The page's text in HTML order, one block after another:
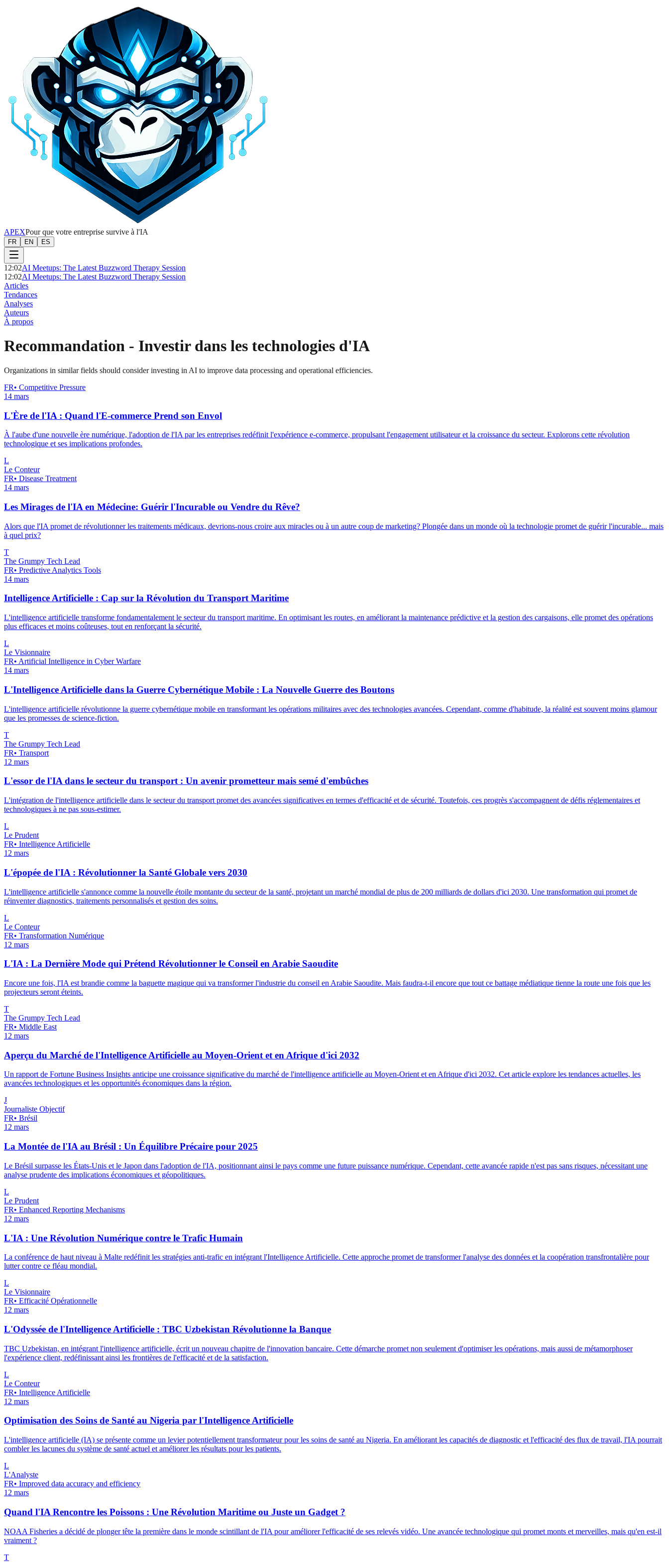
APEXPour que votre entreprise survive à l'IA
FR EN ES
12:02AI Meetups: The Latest Buzzword Therapy Session
12:02AI Meetups: The Latest Buzzword Therapy Session
Articles
Tendances
Analyses
Auteurs
À propos
Recommandation - Investir dans les technologies d'IA
Organizations in similar fields should consider investing in AI to improve data processing and operational efficiencies.
FR• Competitive Pressure
14 mars
L'Ère de l'IA : Quand l'E-commerce Prend son Envol
À l'aube d'une nouvelle ère numérique, l'adoption de l'IA par les entreprises redéfinit l'expérience e-commerce, propulsant l'engagement utilisateur et la croissance du secteur. Explorons cette révolution
technologique et ses implications profondes.
L
Le Conteur
FR• Disease Treatment
14 mars
Les Mirages de l'IA en Médecine: Guérir l'Incurable ou Vendre du Rêve?
Alors que l'IA promet de révolutionner les traitements médicaux, devrions-nous croire aux miracles ou à un autre coup de marketing? Plongée dans un monde où la technologie promet de guérir l'incurable... mais
à quel prix?
T
The Grumpy Tech Lead
FR• Predictive Analytics Tools
14 mars
Intelligence Artificielle : Cap sur la Révolution du Transport Maritime
L'intelligence artificielle transforme fondamentalement le secteur du transport maritime. En optimisant les routes, en améliorant la maintenance prédictive et la gestion des cargaisons, elle promet des opérations
plus efficaces et moins coûteuses, tout en renforçant la sécurité.
L
Le Visionnaire
FR• Artificial Intelligence in Cyber Warfare
14 mars
L'Intelligence Artificielle dans la Guerre Cybernétique Mobile : La Nouvelle Guerre des Boutons
L'intelligence artificielle révolutionne la guerre cybernétique mobile en transformant les opérations militaires avec des technologies avancées. Cependant, comme d'habitude, la réalité est souvent moins glamour
que les promesses de science-fiction.
T
The Grumpy Tech Lead
FR• Transport
12 mars
L'essor de l'IA dans le secteur du transport : Un avenir prometteur mais semé d'embûches
L'intégration de l'intelligence artificielle dans le secteur du transport promet des avancées significatives en termes d'efficacité et de sécurité. Toutefois, ces progrès s'accompagnent de défis réglementaires et
technologiques à ne pas sous-estimer.
L
Le Prudent
FR• Intelligence Artificielle
12 mars
L'épopée de l'IA : Révolutionner la Santé Globale vers 2030
L'intelligence artificielle s'annonce comme la nouvelle étoile montante du secteur de la santé, projetant un marché mondial de plus de 200 milliards de dollars d'ici 2030. Une transformation qui promet de
réinventer diagnostics, traitements personnalisés et gestion des soins.
L
Le Conteur
FR• Transformation Numérique
12 mars
L'IA : La Dernière Mode qui Prétend Révolutionner le Conseil en Arabie Saoudite
Encore une fois, l'IA est brandie comme la baguette magique qui va transformer l'industrie du conseil en Arabie Saoudite. Mais faudra-t-il encore que tout ce battage médiatique tienne la route une fois que les
projecteurs seront éteints.
T
The Grumpy Tech Lead
FR• Middle East
12 mars
Aperçu du Marché de l'Intelligence Artificielle au Moyen-Orient et en Afrique d'ici 2032
Un rapport de Fortune Business Insights anticipe une croissance significative du marché de l'intelligence artificielle au Moyen-Orient et en Afrique d'ici 2032. Cet article explore les tendances actuelles, les
avancées technologiques et les opportunités économiques dans la région.
J
Journaliste Objectif
FR• Brésil
12 mars
La Montée de l'IA au Brésil : Un Équilibre Précaire pour 2025
Le Brésil surpasse les États-Unis et le Japon dans l'adoption de l'IA, positionnant ainsi le pays comme une future puissance numérique. Cependant, cette avancée rapide n'est pas sans risques, nécessitant une
analyse prudente des implications économiques et géopolitiques.
L
Le Prudent
FR• Enhanced Reporting Mechanisms
12 mars
L'IA : Une Révolution Numérique contre le Trafic Humain
La conférence de haut niveau à Malte redéfinit les stratégies anti-trafic en intégrant l'Intelligence Artificielle. Cette approche promet de transformer l'analyse des données et la coopération transfrontalière pour
lutter contre ce fléau mondial.
L
Le Visionnaire
FR• Efficacité Opérationnelle
12 mars
L'Odyssée de l'Intelligence Artificielle : TBC Uzbekistan Révolutionne la Banque
TBC Uzbekistan, en intégrant l'intelligence artificielle, écrit un nouveau chapitre de l'innovation bancaire. Cette démarche promet non seulement d'optimiser les opérations, mais aussi de métamorphoser
l'expérience client, redéfinissant ainsi les frontières de l'efficacité et de la satisfaction.
L
Le Conteur
FR• Intelligence Artificielle
12 mars
Optimisation des Soins de Santé au Nigeria par l'Intelligence Artificielle
L'intelligence artificielle (IA) se présente comme un levier potentiellement transformateur pour les soins de santé au Nigeria. En améliorant les capacités de diagnostic et l'efficacité des flux de travail, l'IA pourrait
combler les lacunes du système de santé actuel et améliorer les résultats pour les patients.
L
L'Analyste
FR• Improved data accuracy and efficiency
12 mars
Quand l'IA Rencontre les Poissons : Une Révolution Maritime ou Juste un Gadget ?
NOAA Fisheries a décidé de plonger tête la première dans le monde scintillant de l'IA pour améliorer l'efficacité de ses relevés vidéo. Une avancée technologique qui promet monts et merveilles, mais qu'en est-il
vraiment ?
T